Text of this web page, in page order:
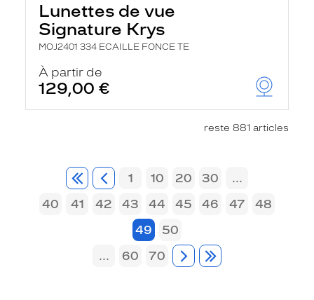
Lunettes de vue
Signature Krys
MOJ2401 334 ECAILLE FONCE TE
À partir de
129,00 €
reste 881 articles
1 10 20 30
...
40
41 42 43 44 45 46 47
48
49
50
...
60 70